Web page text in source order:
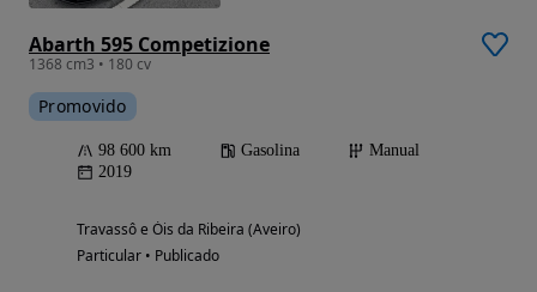
Abarth 595 Competizione
1368 cm3 • 180 cv
Promovido
98 600 km Gasolina
Manual
2019
Travassô e Óis da Ribeira (Aveiro)
Particular • Publicado